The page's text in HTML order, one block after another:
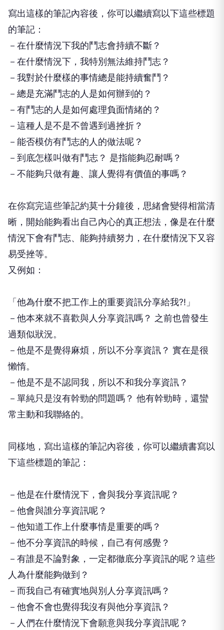
寫出這樣的筆記內容後，你可以繼續寫以下這些標題
的筆記：
－在什麼情況下我的鬥志會持續不斷？
－在什麼情況下，我特別無法維持鬥志？
－我對於什麼樣的事情總是能持續奮鬥？
－總是充滿鬥志的人是如何辦到的？
－有鬥志的人是如何處理負面情緒的？
－這種人是不是不曾遇到過挫折？
－能否模仿有鬥志的人的做法呢？
－到底怎樣叫做有鬥志？ 是指能夠忍耐嗎？
－不能夠只做有趣、讓人覺得有價值的事嗎？
在你寫完這些筆記約莫十分鐘後，思緒會變得相當清
晰，開始能夠看出自己內心的真正想法，像是在什麼
情況下會有鬥志、能夠持續努力，在什麼情況下又容
易受挫等。
又例如：
「他為什麼不把工作上的重要資訊分享給我?!」
－他本來就不喜歡與人分享資訊嗎？ 之前也曾發生
過類似狀況。
－他是不是覺得麻煩，所以不分享資訊？ 實在是很
懶惰。
－他是不是不認同我，所以不和我分享資訊？
－單純只是沒有幹勁的問題嗎？ 他有幹勁時，還蠻
常主動和我聯絡的。
同樣地，寫出這樣的筆記內容後，你可以繼續書寫以
下這些標題的筆記：
－他是在什麼情況下，會與我分享資訊呢？
－他會與誰分享資訊呢？
－他知道工作上什麼事情是重要的嗎？
－他不分享資訊的時候，自己有何感覺？
－有誰是不論對象，一定都徹底分享資訊的呢？這些
人為什麼能夠做到？
－而我自己有確實地與別人分享資訊嗎？
－他會不會也覺得我沒有與他分享資訊？
－人們在什麼情況下會願意與我分享資訊呢？